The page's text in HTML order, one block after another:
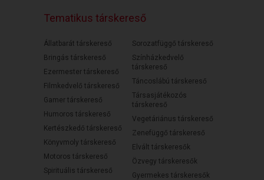
Tematikus társkereső
Állatbarát társkereső
Bringás társkereső
Ezermester társkereső
Filmkedvelő társkereső
Gamer társkereső
Humoros társkereső
Kertészkedő társkereső
Könyvmoly társkereső
Motoros társkereső
Spirituális társkereső
Sorozatfüggő társkereső
Színházkedvelő
társkereső
Táncoslábú társkereső
Társasjátékozós
társkereső
Vegetáriánus társkereső
Zenefüggő társkereső
Elvált társkeresők
Özvegy társkeresők
Gyermekes társkeresők